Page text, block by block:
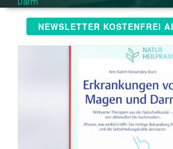
Darm“
NEWSLETTER KOSTENFREI